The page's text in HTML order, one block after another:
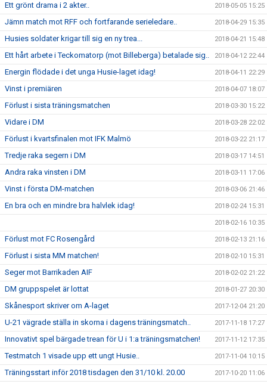
Ett grönt drama i 2 akter.. 2018-05-05 15:25
Jämn match mot RFF och fortfarande serieledare.. 2018-04-29 15:35
Husies soldater krigar till sig en ny trea... 2018-04-21 15:48
Ett hårt arbete i Teckomatorp (mot Billeberga) betalade sig.. 2018-04-12 22:44
Energin flödade i det unga Husie-laget idag! 2018-04-11 22:29
Vinst i premiären 2018-04-07 18:07
Förlust i sista träningsmatchen 2018-03-30 15:22
Vidare i DM 2018-03-28 22:02
Förlust i kvartsfinalen mot IFK Malmö 2018-03-22 21:17
Tredje raka segern i DM 2018-03-17 14:51
Andra raka vinsten i DM 2018-03-11 17:06
Vinst i första DM-matchen 2018-03-06 21:46
En bra och en mindre bra halvlek idag! 2018-02-24 15:31
2018-02-16 10:35
Förlust mot FC Rosengård 2018-02-13 21:16
Förlust i sista MM matchen! 2018-02-10 15:31
Seger mot Barrikaden AIF 2018-02-02 21:22
DM gruppspelet är lottat 2018-01-27 20:30
Skånesport skriver om A-laget 2017-12-04 21:20
U-21 vägrade ställa in skorna i dagens träningsmatch.. 2017-11-18 17:27
Innovativt spel bärgade trean för U i 1:a träningsmatchen! 2017-11-12 17:35
Testmatch 1 visade upp ett ungt Husie.. 2017-11-04 10:15
Träningsstart inför 2018 tisdagen den 31/10 kl. 20.00 2017-10-20 11:06